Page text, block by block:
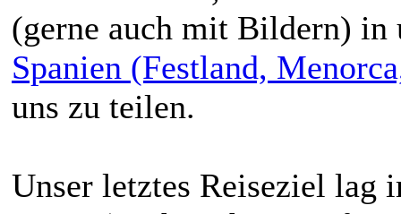
(gerne auch mit Bildern) in
Spanien (Festland,
uns zu teilen.
Unser letztes Reiseziel